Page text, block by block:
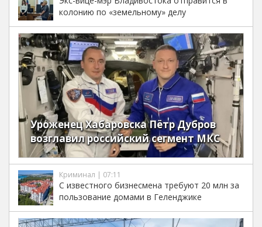
колонию по «земельному» делу
Уроженец Хабаровска Пётр Дубров
возглавил российский сегмент МКС
Криминал | 07:11
С известного бизнесмена требуют 20 млн за
пользование домами в Геленджике